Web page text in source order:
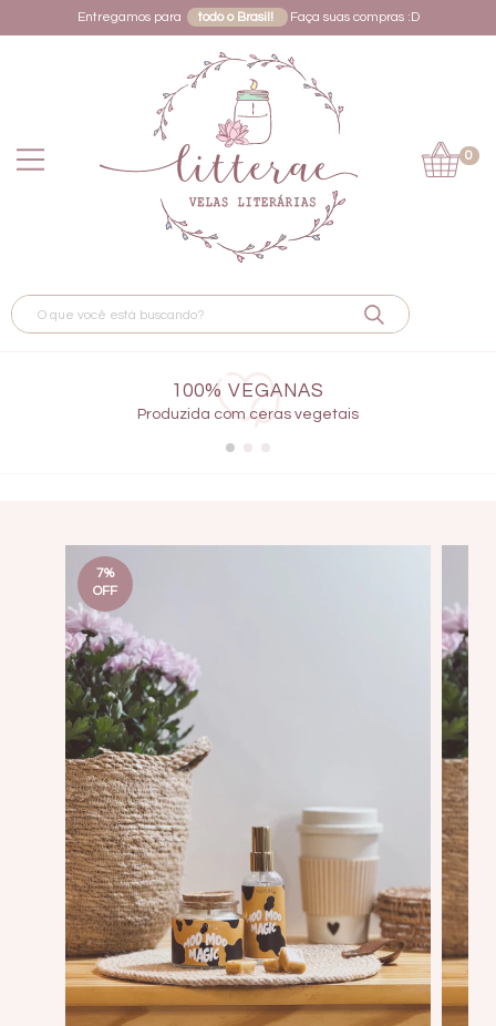
Entregamos para todo o Brasil! Faça suas compras :D
0
100% VEGANAS
Produzida com ceras vegetais
7%
OFF